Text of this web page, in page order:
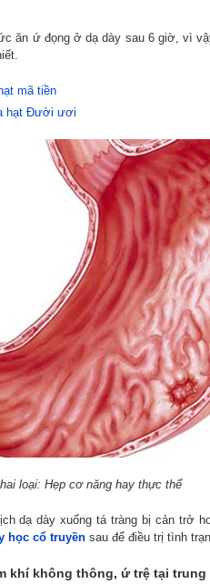
ăn ứ đọng ở dạ dày sau 6 giờ, vì
mã tiền
hạt Đười ươi
loại: Hẹp cơ năng hay thực thể
dạ dày xuống tá tràng bị cản trở
học cổ truyềnsau để điều trị tình
khí không thông, ứ trệ tại trung